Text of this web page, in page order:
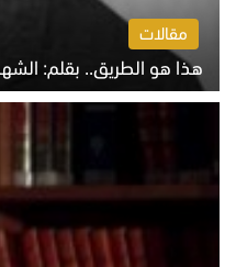
مقالات
هذا هو الطريق.. بقلم:
الخميس 6 أغسطس 2026 10:52 ص